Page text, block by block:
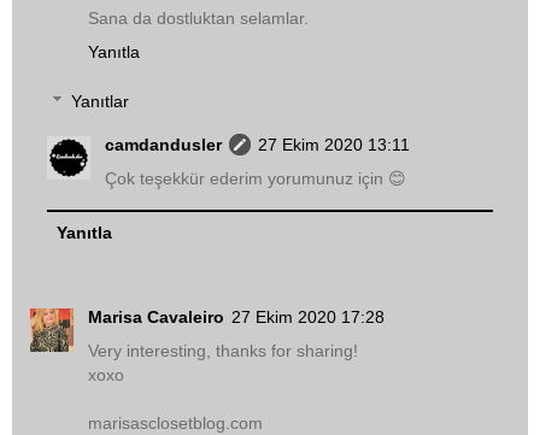
Sana da dostluktan selamlar.
Yanıtla
Yanıtlar
camdandusler
27 Ekim 2020 13:11
Çok teşekkür ederim yorumunuz için 😊
Yanıtla
Marisa Cavaleiro 27 Ekim 2020 17:28
Very interesting, thanks for sharing!
xoxo
marisasclosetblog.com